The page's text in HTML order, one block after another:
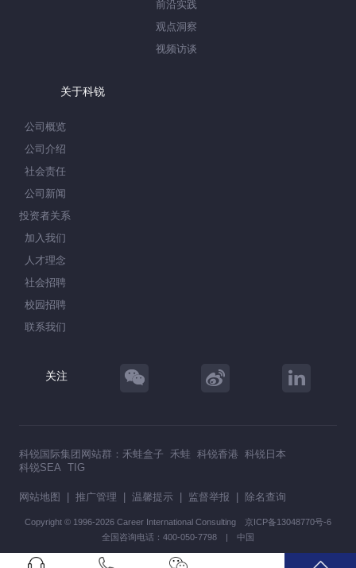
前沿实践
观点洞察
视频访谈
关于科锐
公司概览
公司介绍
社会责任
公司新闻
投资者关系
加入我们
人才理念
社会招聘
校园招聘
联系我们
关注
科锐国际集团网站群： 禾蛙盒子 禾蛙 科锐香港 科锐日本
科锐SEA TIG
网站地图 | 推广管理 | 温馨提示 | 监督举报 | 除名查询
Copyright © 1996-2026 Career International Consulting 京ICP备13048770号-6
全国咨询电话：400-050-7798 | 中国